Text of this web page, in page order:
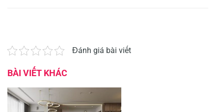
Đánh giá bài viết
BÀI VIẾT KHÁC